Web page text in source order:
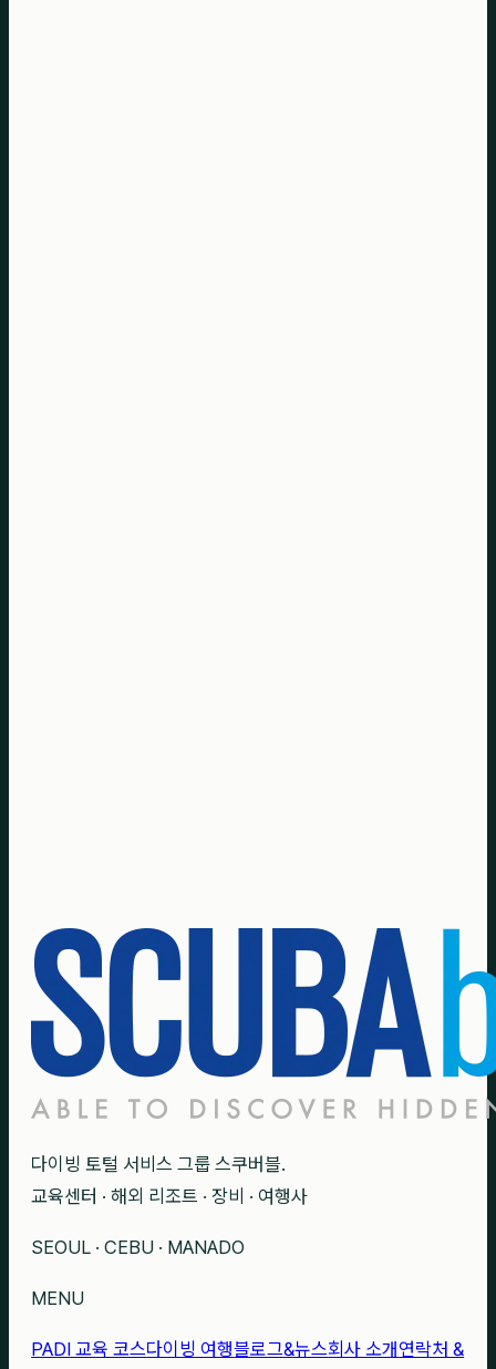
다이빙 토털 서비스 그룹 스쿠버블.
교육센터 · 해외 리조트 · 장비 · 여행사
SEOUL · CEBU · MANADO
MENU
PADI 교육 코스다이빙 여행블로그&뉴스회사 소개 연락처 &